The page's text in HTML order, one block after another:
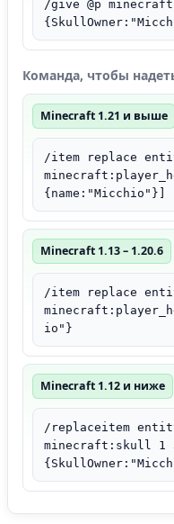
/give @p
Команда, чтобы
Minecraft 1.21 и выше
/item replace
{name:"Micchio"}]
Minecraft 1.13 – 1.20.6
/item replace
io"}
Minecraft 1.12 и ниже
/replaceitem
minecraft:skull 1